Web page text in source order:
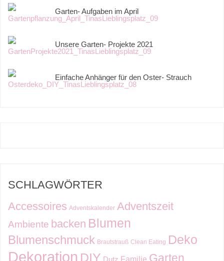
Garten- Aufgaben im April
Unsere Garten- Projekte 2021
Einfache Anhänger für den Oster- Strauch
SCHLAGWÖRTER
Accessoires Adventskalender Adventszeit
Ambiente backen Blumen
Blumenschmuck Brautstrauß Clean Eating Deko
Dekoration DIY Familie Garten